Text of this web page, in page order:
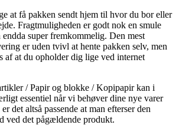
at få pakken sendt hjem til hvor du bor eller
Fragtmuligheden er godt nok en smule
super fremkommelig. Den mest
er uden tvivl at hente pakken selv, men
af at du opholder dig lige ved internet
/ Papir og blokke / Kopipapir kan i
essentiel når vi behøver dine nye varer
det altså passende at man efterser den
ved det pågældende produkt.